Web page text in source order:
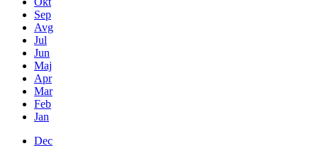
Sep
Avg
Jul
Jun
Maj
Apr
Mar
Feb
Jan
Dec